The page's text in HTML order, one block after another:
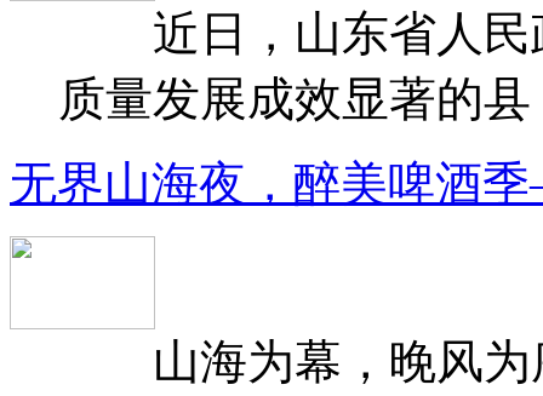
近日，山东省人民
质量发展成效显著的
无界山海夜，醉美啤酒
山海为幕，晚风为